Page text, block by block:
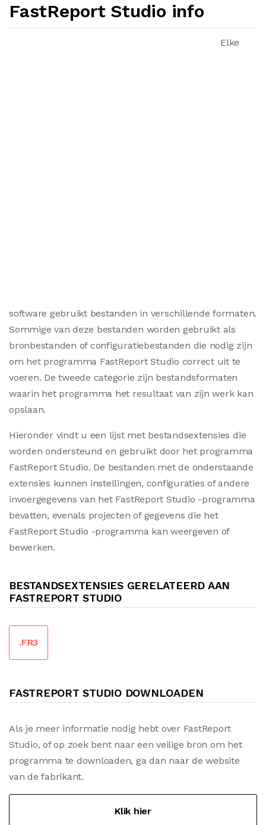
FastReport Studio info
Elke
software gebruikt bestanden in verschillende formaten.
Sommige van deze bestanden worden gebruikt als
bronbestanden of configuratiebestanden die nodig zijn
om het programma FastReport Studio correct uit te
voeren. De tweede categorie zijn bestandsformaten
waarin het programma het resultaat van zijn werk kan
opslaan.
Hieronder vindt u een lijst met bestandsextensies die
worden ondersteund en gebruikt door het programma
FastReport Studio. De bestanden met de onderstaande
extensies kunnen instellingen, configuraties of andere
invoergegevens van het FastReport Studio -programma
bevatten, evenals projecten of gegevens die het
FastReport Studio -programma kan weergeven of
bewerken.
BESTANDSEXTENSIES GERELATEERD AAN
FASTREPORT STUDIO
.FR3
FASTREPORT STUDIO DOWNLOADEN
Als je meer informatie nodig hebt over FastReport
Studio, of op zoek bent naar een veilige bron om het
programma te downloaden, ga dan naar de website
van de fabrikant.
Klik hier